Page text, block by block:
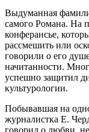
Выдуманная
самого Романа. На
конферансье,
рассмешить или
говорили о его
начитанности.
успешно защитил
культурологии.
Побывавшая на
журналистка Е.
говорил о любви,